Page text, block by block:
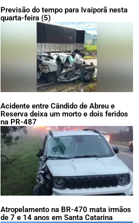
Previsão do tempo para Ivaiporã nesta
quarta-feira (5)
Acidente entre Cândido de Abreu e
Reserva deixa um morto e dois feridos
na PR-487
Atropelamento na BR-470 mata irmãos
de 7 e 14 anos em Santa Catarina